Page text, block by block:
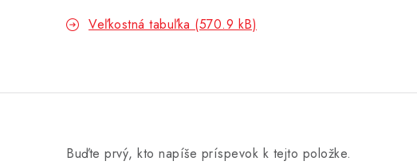
Veľkostná tabuľka (570.9 kB)
Buďte prvý, kto napíše príspevok k tejto položke.